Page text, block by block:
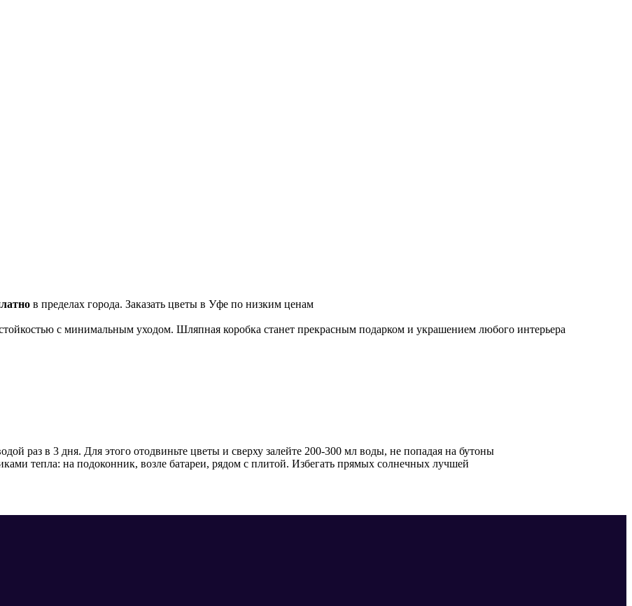
в пределах города. Заказать цветы в Уфе по низким ценам
с минимальным уходом. Шляпная коробка станет прекрасным подарком и украшением любого интерьера
раз в 3 дня. Для этого отодвиньте цветы и сверху залейте 200-300 мл воды, не попадая на бутоны
тепла: на подоконник, возле батареи, рядом с плитой. Избегать прямых солнечных лучшей